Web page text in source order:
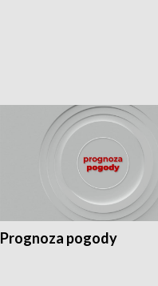
Prognoza pogody